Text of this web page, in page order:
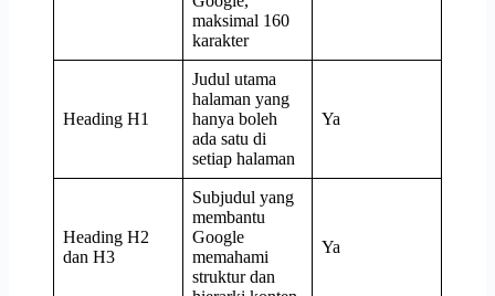
maksimal 160
karakter
Heading H1
Judul utama
halaman yang
hanya boleh
ada satu di
setiap halaman
Ya
Heading H2
dan H3
Subjudul yang
membantu
Google
memahami
struktur dan
Ya